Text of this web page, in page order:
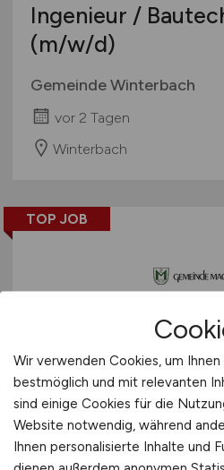
Ingenieur /
(m/w/d)
Gemeinde Winterbach
vor 2 Tagen
Winterbach
TOP JOB
denBereich
Gemeinde Magstadt
Wir verwenden Cookies, um
bestmöglich und mit relevanten
sind einige Cookies für die
Website notwendig, während
Ihnen personalisierte Inhalte und